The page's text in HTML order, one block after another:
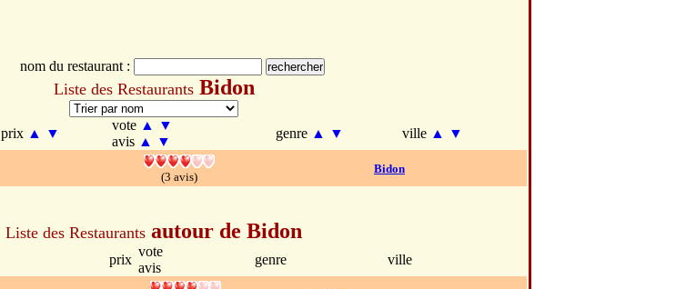
nom du restaurant :
Liste des Restaurants Bidon
prix ▲ ▼
vote ▲
▼
avis ▲ ▼
genre ▲ ▼ ville ▲
▼
(3 avis)
Bidon
Liste des Restaurants autour de Bidon
prix
vote
avis
genre
ville